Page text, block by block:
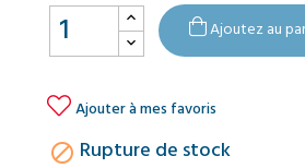
Ajoutez au
Ajouter à mes favoris
 Rupture de stock